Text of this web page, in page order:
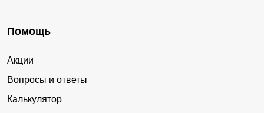
Помощь
Акции
Вопросы и ответы
Калькулятор